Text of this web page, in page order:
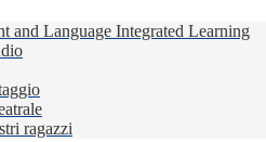
and Language Integrated Learning
ragazzi